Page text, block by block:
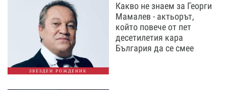
ЗВЕЗДЕН РОЖДЕНИК
Какво не знаем за Георги
Мамалев - актьорът,
който повече от пет
десетилетия кара
България да се смее